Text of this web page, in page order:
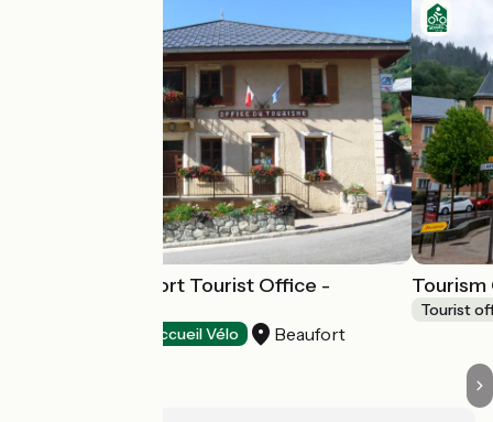
Arêches-Beaufort Tourist Office -
Accueil Vélo Beaufort
Tourist